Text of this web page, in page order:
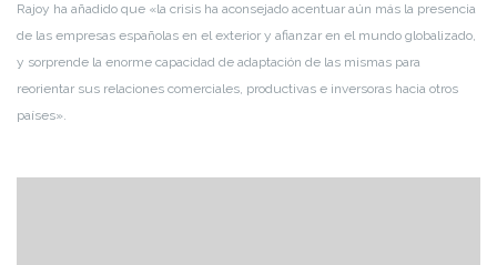
Rajoy ha añadido que «la crisis ha aconsejado acentuar aún más la presencia
de las empresas españolas en el exterior y afianzar en el mundo globalizado,
y sorprende la enorme capacidad de adaptación de las mismas para
reorientar sus relaciones comerciales, productivas e inversoras hacia otros
países».